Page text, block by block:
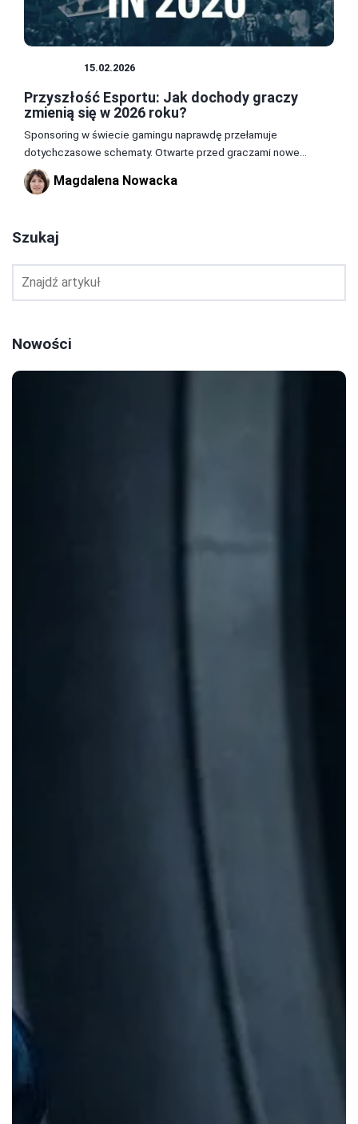
15.02.2026
Przyszłość Esportu: Jak dochody graczy
zmienią się w 2026 roku?
Sponsoring w świecie gamingu naprawdę przełamuje
dotychczasowe schematy. Otwarte przed graczami nowe...
Magdalena Nowacka
Szukaj
Nowości